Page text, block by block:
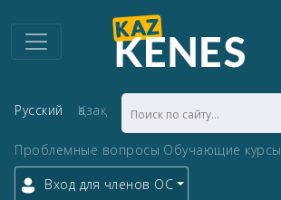
Русский Қазақ
Проблемные вопросы Обучающие курсы
Вход для членов ОС